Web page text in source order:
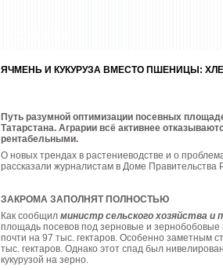
ЯЧМЕНЬ И КУКУРУЗА ВМЕСТО ПШЕНИЦЫ:
Путь разумной оптимизации посевных
Татарстана. Аграрии всё активнее
рентабельными.
О новых трендах в растениеводстве и о
рассказали журналистам в Доме Правительства
ЗАКРОМА ЗАПОЛНЯТ ПОЛНОСТЬЮ
Как сообщил министр сельского хозяйства и
площадь посевов под зерновые и зернобобовые
почти на 97 тыс. гектаров. Особенно заметным
тыс. гектаров. Однако этот спад был
кукурузой на зерно.